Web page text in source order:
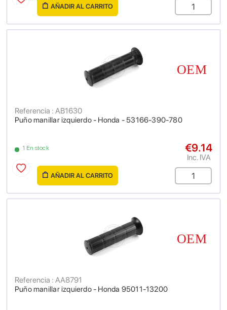
AÑADIR AL CARRITO
Puño manillar izquierdo - Honda - 53166-390-780
Referencia : AB1630
1 En stock €9.14
Inc. IVA
AÑADIR AL CARRITO
Puño manillar izquierdo - Honda 95011-13200
Referencia : AA8791